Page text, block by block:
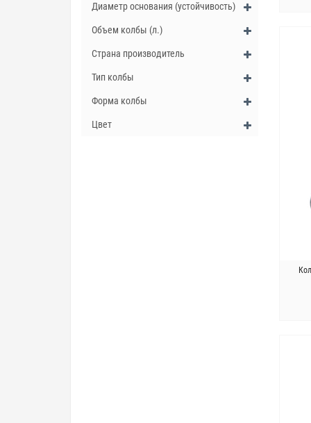
Диаметр основания (устойчивость)
Объем колбы (л.)
Страна производитель
Тип колбы
Форма колбы
Цвет